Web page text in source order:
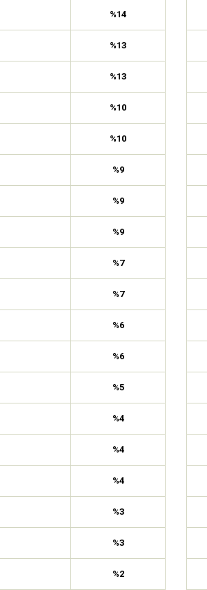
%14
%13
%13
%10
%10
%9
%9
%9
%7
%7
%6
%6
%5
%4
%4
%4
%3
%3
%2